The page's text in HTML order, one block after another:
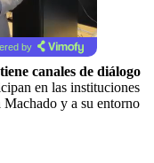
by
canales de diálogo
en las instituciones
Machado y a su entorno